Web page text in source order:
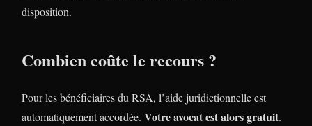
disposition.
Combien coûte le recours ?
Pour les bénéficiaires du RSA, l’aide juridictionnelle est
automatiquement accordée. Votre avocat est alors gratuit.